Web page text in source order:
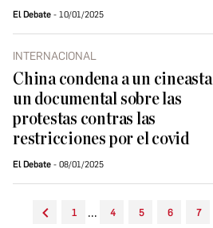
El Debate 10/01/2025
INTERNACIONAL
China condena a un
un documental sobre las
protestas contras las
restricciones por el covid
El Debate 08/01/2025
1 ... 4 5 6 7